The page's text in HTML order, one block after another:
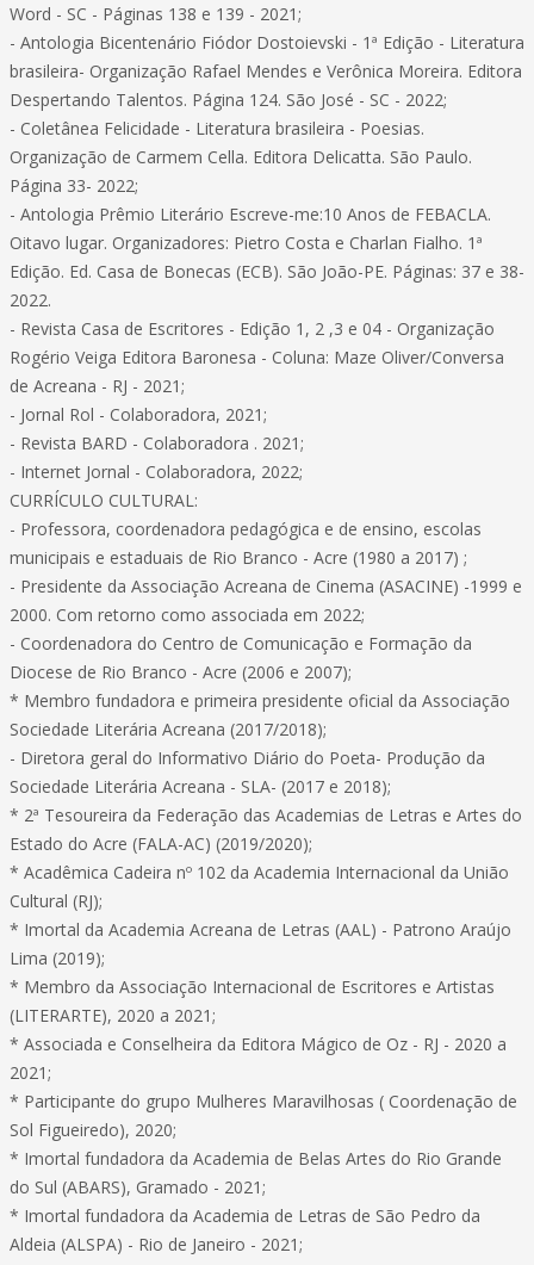
Word - SC - Páginas 138 e 139 - 2021;
- Antologia Bicentenário Fiódor Dostoievski - 1ª Edição - Literatura
brasileira- Organização Rafael Mendes e Verônica Moreira. Editora
Despertando Talentos. Página 124. São José - SC - 2022;
- Coletânea Felicidade - Literatura brasileira - Poesias.
Organização de Carmem Cella. Editora Delicatta. São Paulo.
Página 33- 2022;
- Antologia Prêmio Literário Escreve-me:10 Anos de FEBACLA.
Oitavo lugar. Organizadores: Pietro Costa e Charlan Fialho. 1ª
Edição. Ed. Casa de Bonecas (ECB). São João-PE. Páginas: 37 e 38-
2022.
- Revista Casa de Escritores - Edição 1, 2 ,3 e 04 - Organização
Rogério Veiga Editora Baronesa - Coluna: Maze Oliver/Conversa
de Acreana - RJ - 2021;
- Jornal Rol - Colaboradora, 2021;
- Revista BARD - Colaboradora . 2021;
- Internet Jornal - Colaboradora, 2022;
CURRÍCULO CULTURAL:
- Professora, coordenadora pedagógica e de ensino, escolas
municipais e estaduais de Rio Branco - Acre (1980 a 2017) ;
- Presidente da Associação Acreana de Cinema (ASACINE) -1999 e
2000. Com retorno como associada em 2022;
- Coordenadora do Centro de Comunicação e Formação da
Diocese de Rio Branco - Acre (2006 e 2007);
* Membro fundadora e primeira presidente oficial da Associação
Sociedade Literária Acreana (2017/2018);
- Diretora geral do Informativo Diário do Poeta- Produção da
Sociedade Literária Acreana - SLA- (2017 e 2018);
* 2ª Tesoureira da Federação das Academias de Letras e Artes do
Estado do Acre (FALA-AC) (2019/2020);
* Acadêmica Cadeira nº 102 da Academia Internacional da União
Cultural (RJ);
* Imortal da Academia Acreana de Letras (AAL) - Patrono Araújo
Lima (2019);
* Membro da Associação Internacional de Escritores e Artistas
(LITERARTE), 2020 a 2021;
* Associada e Conselheira da Editora Mágico de Oz - RJ - 2020 a
2021;
* Participante do grupo Mulheres Maravilhosas ( Coordenação de
Sol Figueiredo), 2020;
* Imortal fundadora da Academia de Belas Artes do Rio Grande
do Sul (ABARS), Gramado - 2021;
* Imortal fundadora da Academia de Letras de São Pedro da
Aldeia (ALSPA) - Rio de Janeiro - 2021;